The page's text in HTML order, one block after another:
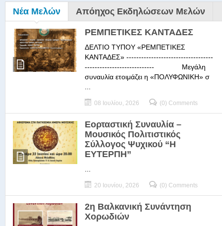
Νέα Μελών Απόηχος Εκδηλώσεων Μελών
ΡΕΜΠΕΤΙΚΕΣ ΚΑΝΤΑΔΕΣ
ΔΕΛΤΙΟ ΤΥΠΟΥ «ΡΕΜΠΕΤΙΚΕΣ
ΚΑΝΤΑΔΕΣ» -----------------------------------
---------------------------- Μεγάλη
συναυλία ετοιμάζει η «ΠΟΛΥΦΩΝΙΚΗ» σ
08 Ιουλίου, 2026 (0) Comments
Εορταστική Συναυλία –
Μουσικός Πολιτιστικός
Σύλλογος Ψυχικού “Η
ΕΥΤΕΡΠΗ”
20 Ιουνίου, 2026 (0) Comments
2η Βαλκανική Συνάντηση
Χορωδιών